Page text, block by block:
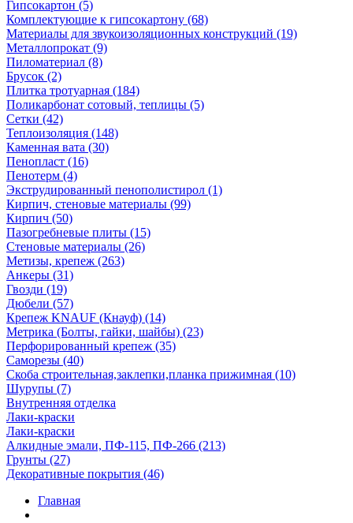
Гипсокартон (5)
Комплектующие к гипсокартону (68)
Материалы для звукоизоляционных конструкций (19)
Металлопрокат (9)
Пиломатериал (8)
Брусок (2)
Плитка тротуарная (184)
Поликарбонат сотовый, теплицы (5)
Сетки (42)
Теплоизоляция (148)
Каменная вата (30)
Пенопласт (16)
Пенотерм (4)
Экструдированный пенополистирол (1)
Кирпич, стеновые материалы (99)
Кирпич (50)
Пазогребневые плиты (15)
Стеновые материалы (26)
Метизы, крепеж (263)
Анкеры (31)
Гвозди (19)
Дюбели (57)
Крепеж KNAUF (Кнауф) (14)
Метрика (Болты, гайки, шайбы) (23)
Перфорированный крепеж (35)
Саморезы (40)
Скоба строительная,заклепки,планка прижимная (10)
Шурупы (7)
Внутренняя отделка
Лаки-краски
Лаки-краски
Алкидные эмали, ПФ-115, ПФ-266 (213)
Грунты (27)
Декоративные покрытия (46)
Главная